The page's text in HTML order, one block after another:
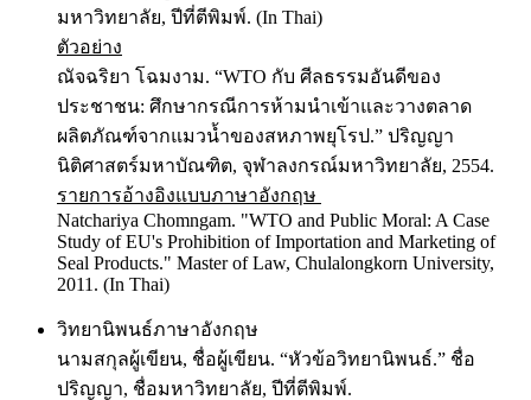
มหาวิทยาลัย, ปีที่ตีพิมพ์. (In Thai)
ตัวอย่าง
ณัจฉริยา โฉมงาม. “WTO กับ ศีลธรรมอันดีของ
ประชาชน: ศึกษากรณีการห้ามนำเข้าและวางตลาด
ผลิตภัณฑ์จากแมวน้ำของสหภาพยุโรป.” ปริญญา
นิติศาสตร์มหาบัณฑิต, จุฬาลงกรณ์มหาวิทยาลัย, 2554.
รายการอ้างอิงแบบภาษาอังกฤษ
Natchariya Chomngam. "WTO and Public Moral: A Case
Study of EU's Prohibition of Importation and Marketing of
Seal Products." Master of Law, Chulalongkorn University,
2011. (In Thai)
วิทยานิพนธ์ภาษาอังกฤษ
นามสกุลผู้เขียน, ชื่อผู้เขียน. “หัวข้อวิทยานิพนธ์.” ชื่อ
ปริญญา, ชื่อมหาวิทยาลัย, ปีที่ตีพิมพ์.